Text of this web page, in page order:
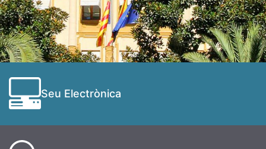
Seu Electrònica